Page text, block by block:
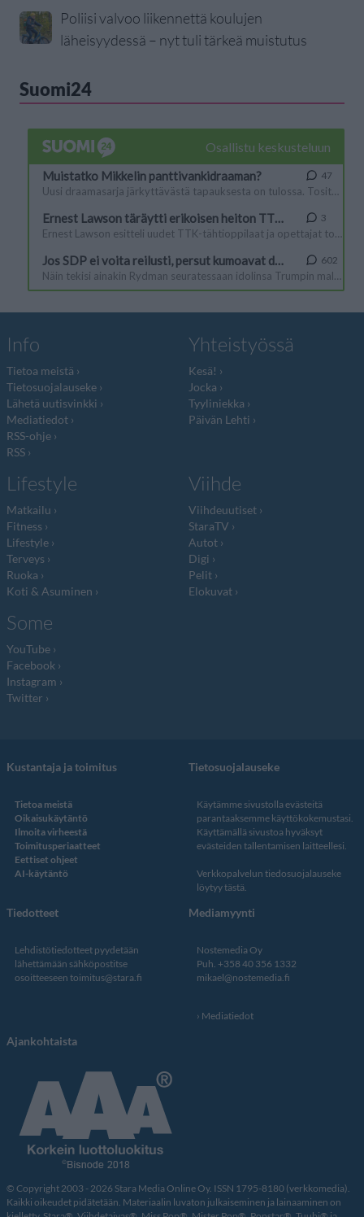
Poliisi valvoo liikennettä koulujen
läheisyydessä – nyt tuli tärkeä muistutus
Suomi24
Info
Tietoa meistä
Tietosuojalauseke
Lähetä uutisvinkki
Mediatiedot
RSS-ohje
RSS
Yhteistyössä
Kesä!
Jocka
Tyyliniekka
Päivän Lehti
Lifestyle
Matkailu
Fitness
Lifestyle
Terveys
Ruoka
Koti & Asuminen
Viihde
Viihdeuutiset
StaraTV
Autot
Digi
Pelit
Elokuvat
Some
YouTube
Facebook
Instagram
Twitter
Kustantaja ja toimitus
Tietoa meistä
Oikaisukäytäntö
Ilmoita virheestä
Toimitusperiaatteet
Eettiset ohjeet
AI-käytäntö
Tietosuojalauseke
Käytämme sivustolla evästeitä
parantaaksemme käyttökokemustasi.
Käyttämällä sivustoa hyväksyt
evästeiden tallentamisen laitteellesi.
Verkkopalvelun tiedosuojalauseke
löytyy tästä
Tiedotteet
Lehdistötiedotteet pyydetään
lähettämään sähköpostitse
osoitteeseen toimitus@stara.fi
Mediamyynti
Nostemedia Oy
Puh. +358 40 356 1332
mikael@nostemedia.fi
Mediatiedot
Ajankohtaista
© Copyright 2003 - 2026 Stara Media Online Oy. ISSN 1795-8180 (verkkomedia).
Kaikki oikeudet pidätetään. Materiaalin luvaton julkaiseminen ja lainaaminen on